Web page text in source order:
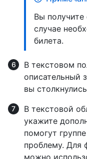
Вы
случае
билета.
В текстовом
описательный
вы
В текстовой
укажите
помогут
проблему. Для
можно